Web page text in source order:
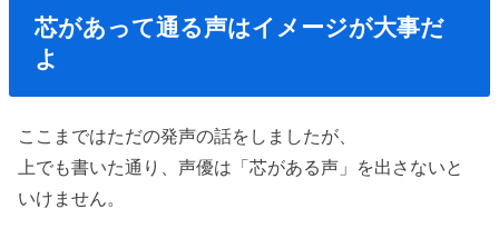
芯があって通る声はイメージが大事だ
よ
ここまではただの発声の話をしましたが、
上でも書いた通り、声優は「芯がある声」を出さないと
いけません。